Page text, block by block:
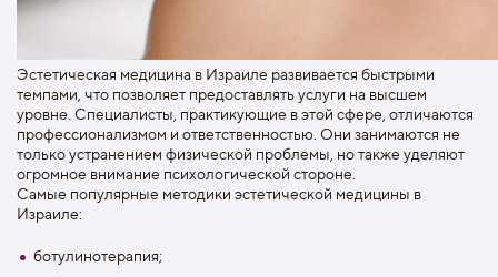
Эстетическая медицина в Израиле развивается быстрыми
темпами, что позволяет предоставлять услуги на высшем
уровне. Специалисты, практикующие в этой сфере, отличаются
профессионализмом и ответственностью. Они занимаются не
только устранением физической проблемы, но также уделяют
огромное внимание психологической стороне.
Самые популярные методики эстетической медицины в
Израиле:
ботулинотерапия;